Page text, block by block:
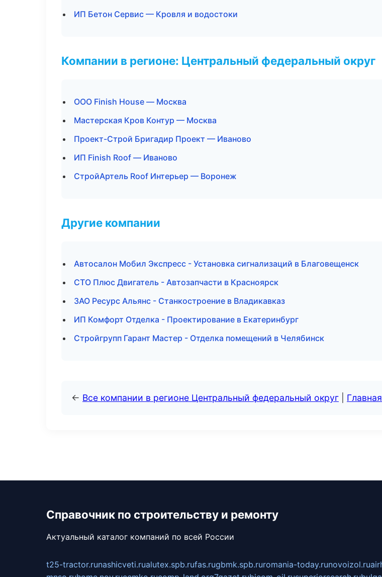
ИП Бетон Сервис — Кровля и водостоки
Компании в регионе: Центральный федеральный округ
ООО Finish House — Москва
Мастерская Кров Контур — Москва
Проект-Строй Бригадир Проект — Иваново
ИП Finish Roof — Иваново
СтройАртель Roof Интерьер — Воронеж
Другие компании
Автосалон Мобил Экспресс - Установка сигнализаций в Благовещенск
СТО Плюс Двигатель - Автозапчасти в Красноярск
ЗАО Ресурс Альянс - Станкостроение в Владикавказ
ИП Комфорт Отделка - Проектирование в Екатеринбург
Стройгрупп Гарант Мастер - Отделка помещений в Челябинск
← Все компании в регионе Центральный федеральный округ
Справочник по строительству и ремонту
Актуальный каталог компаний по всей России
t25-tractor.runashicveti.rualutex.spb.rufas.rugbmk.spb.ruromania-today.runovoizol.ru